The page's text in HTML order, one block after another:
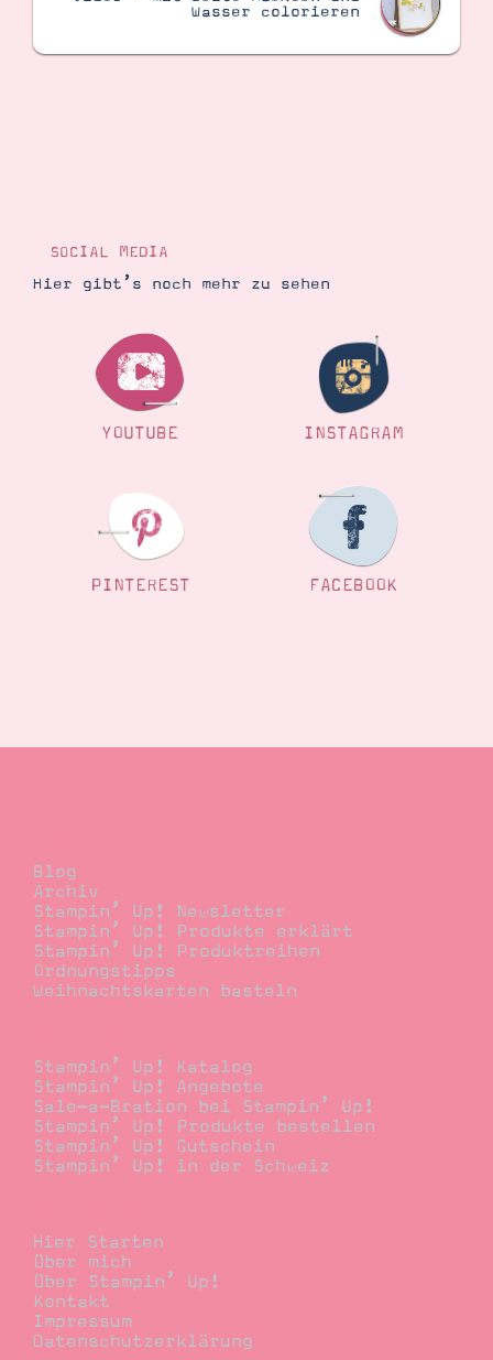
Wasser colorieren
SOCIAL MEDIA
Hier gibt’s noch mehr zu sehen
YOUTUBE INSTAGRAM
PINTEREST FACEBOOK
Blog
Archiv
Stampin’ Up! Newsletter
Stampin’ Up! Produkte erklärt
Stampin’ Up! Produktreihen
Ordnungstipps
Weihnachtskarten basteln
Stampin’ Up! Katalog
Stampin’ Up! Angebote
Sale-a-Bration bei Stampin’ Up!
Stampin’ Up! Produkte bestellen
Stampin’ Up! Gutschein
Stampin’ Up! in der Schweiz
Hier Starten
Über mich
Über Stampin’ Up!
Kontakt
Impressum
Datenschutzerklärung